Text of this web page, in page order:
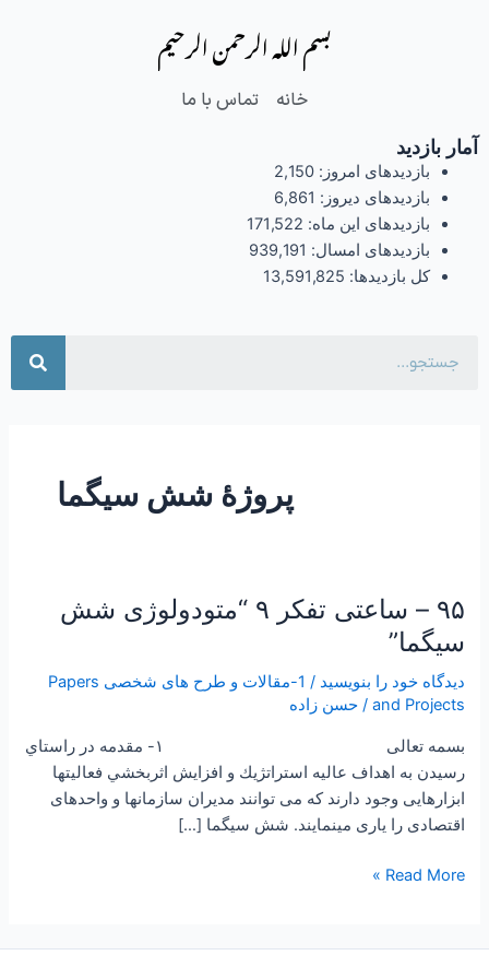
بسم الله الرحمن الرحیم
خانه تماس با ما
آمار بازدید
بازدیدهای امروز: 2,150
بازدیدهای دیروز: 6,861
بازدیدهای این ماه: 171,522
بازدیدهای امسال: 939,191
کل بازدیدها: 13,591,825
پروژۀ شش سیگما
۹۵ – ساعتی تفکر ۹ “متودولوژی شش
سیگما”
دیدگاه‌ خود را بنویسید /
1-مقالات و طرح های شخصی Papers
and Projects
/حسن زاده
بسمه تعالی ۱- مقدمه در راستاي
رسیدن به اهداف عالیه استراتژيك و افزايش اثربخشي فعالیتها
ابزارهایی وجود دارند که می توانند مدیران سازمانها و واحدهای
اقتصادی را یاری مينمايند. شش سيگما […]
۹۵
ساعتی
تفکر
۹
“متودولوژی
سیگما”
Read More »